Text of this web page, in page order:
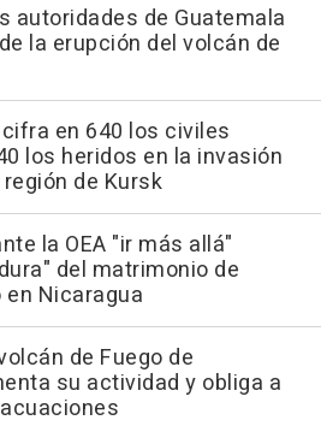
autoridades de Guatemala
la erupción del volcán de
en 640 los civiles
los heridos en la invasión
de Kursk
la OEA "ir más allá"
del matrimonio de
en Nicaragua
de Fuego de
su actividad y obliga a